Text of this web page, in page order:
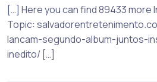
[…] Here you can find 89433
Topic:
lancam-segundo-album-juntos-
inedito/ […]